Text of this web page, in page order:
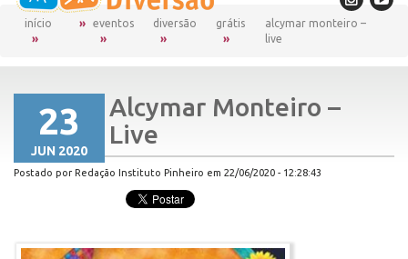
início eventos diversão grátis
alcymar monteiro –
live
23
JUN 2020
Alcymar Monteiro –
Live
Postado por Redação Instituto Pinheiro em 22/06/2020 - 12:28:43